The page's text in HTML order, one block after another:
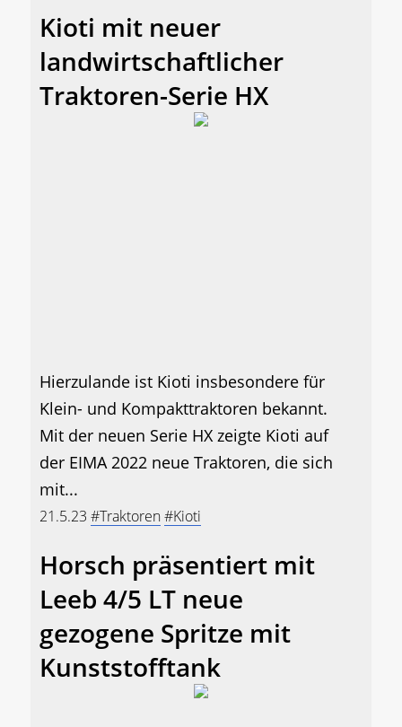
Kioti mit neuer
landwirtschaftlicher
Traktoren-Serie HX
Hierzulande ist Kioti insbesondere für
Klein- und Kompakttraktoren bekannt.
Mit der neuen Serie HX zeigte Kioti auf
der EIMA 2022 neue Traktoren, die sich
mit...
21.5.23 #Traktoren#Kioti
Horsch präsentiert mit
Leeb 4/5 LT neue
gezogene Spritze mit
Kunststofftank